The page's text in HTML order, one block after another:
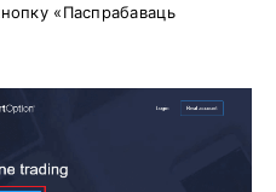
«Паспрабаваць